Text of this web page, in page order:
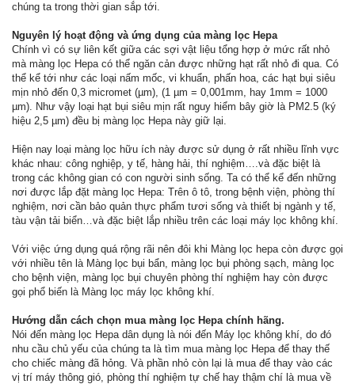
chúng ta trong thời gian sắp tới.
Nguyên lý hoạt động và ứng dụng của màng lọc Hepa
Chính vì có sự liên kết giữa các sợi vật liệu tổng hợp ở mức rất nhỏ
mà màng lọc Hepa có thể ngăn cản được những hạt rất nhỏ đi qua. Có
thể kể tới như các loại nấm mốc, vi khuẩn, phấn hoa, các hạt bụi siêu
mịn nhỏ đến 0,3 micromet (µm), (1 µm = 0,001mm, hay 1mm = 1000
µm). Như vậy loại hạt bụi siêu mịn rất nguy hiểm bây giờ là PM2.5 (ký
hiệu 2,5 µm) đều bị màng lọc Hepa này giữ lại.
Hiện nay loại màng lọc hữu ích này được sử dụng ở rất nhiều lĩnh vực
khác nhau: công nghiệp, y tế, hàng hải, thí nghiệm….và đặc biệt là
trong các không gian có con người sinh sống. Ta có thể kể đến những
nơi được lắp đặt màng lọc Hepa: Trên ô tô, trong bệnh viện, phòng thí
nghiệm, nơi cần bảo quản thực phẩm tươi sống và thiết bị ngành y tế,
tàu vận tải biển…và đặc biệt lắp nhiều trên các loại máy lọc không khí.
Với việc ứng dụng quá rộng rãi nên đôi khi Màng lọc hepa còn được gọi
với nhiều tên là Màng lọc bụi bẩn, màng lọc bụi phòng sạch, màng lọc
cho bệnh viện, màng lọc bụi chuyên phòng thí nghiệm hay còn được
gọi phổ biến là Màng lọc máy lọc không khí.
Hướng dẫn cách chọn mua màng lọc Hepa chính hãng.
Nói đến màng lọc Hepa dân dụng là nói đến Máy lọc không khí, do đó
nhu cầu chủ yếu của chúng ta là tìm mua màng lọc Hepa để thay thế
cho chiếc màng đã hỏng. Và phần nhỏ còn lại là mua để thay vào các
vị trí máy thông gió, phòng thí nghiệm tự chế hay thậm chí là mua về